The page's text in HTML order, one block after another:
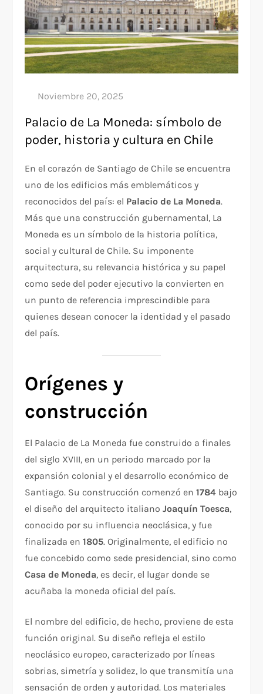
Palacio de La Moneda: símbolo de
poder, historia y cultura en Chile
En el corazón de Santiago de Chile se encuentra
uno de los edificios más emblemáticos y
reconocidos del país: el Palacio de La Moneda.
Más que una construcción gubernamental, La
Moneda es un símbolo de la historia política,
social y cultural de Chile. Su imponente
arquitectura, su relevancia histórica y su papel
como sede del poder ejecutivo la convierten en
un punto de referencia imprescindible para
quienes desean conocer la identidad y el pasado
del país.
Orígenes y
construcción
El Palacio de La Moneda fue construido a finales
del siglo XVIII, en un periodo marcado por la
expansión colonial y el desarrollo económico de
Santiago. Su construcción comenzó en1784 bajo
el diseño del arquitecto italianoJoaquín Toesca,
conocido por su influencia neoclásica, y fue
finalizada en1805. Originalmente, el edificio no
fue concebido como sede presidencial, sino como
Casa de Moneda, es decir, el lugar donde se
acuñaba la moneda oficial del país.
El nombre del edificio, de hecho, proviene de esta
función original. Su diseño refleja el estilo
neoclásico europeo, caracterizado por líneas
sobrias, simetría y solidez, lo que transmitía una
sensación de orden y autoridad. Los materiales